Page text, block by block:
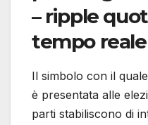
– ripple
tempo reale
Il simbolo con il
è presentata alle
parti stabiliscono di